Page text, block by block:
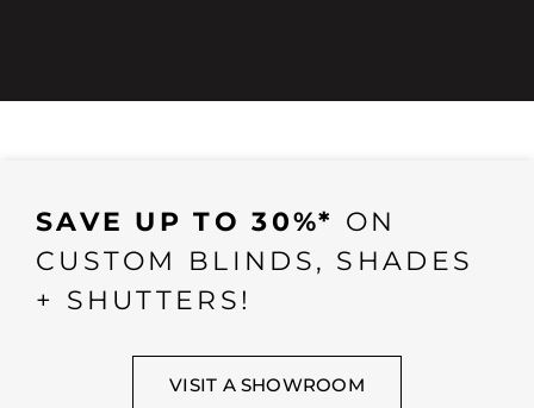
SAVE UP TO 30%* ON
CUSTOM BLINDS, SHADES
+ SHUTTERS!
VISIT A SHOWROOM